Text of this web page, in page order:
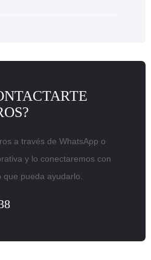
a través de WhatsApp o
y lo conectaremos con
pueda ayudarlo.